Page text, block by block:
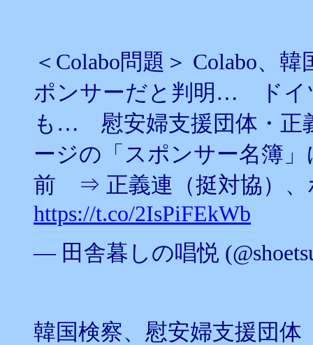
＜Colabo問題＞ Colabo、
ポンサーだと判明… ドイ
も… 慰安婦支援団体・正
ージの「スポンサー名簿
前 ⇒ 正義連（挺対協）、
https://t.co/2IsPiFEkWb
— 田舎暮しの唱悦
韓国検察、慰安婦支援団